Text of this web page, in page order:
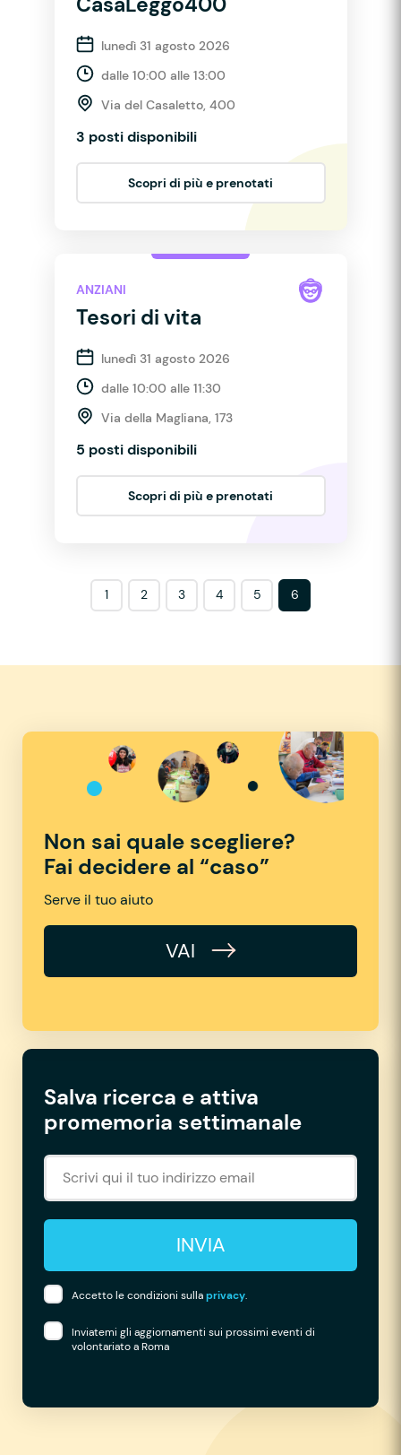
lunedì 31 agosto 2026
dalle 10:00 alle 13:00
Via del Casaletto, 400
3 posti disponibili
Scopri di più e prenotati
ANZIANI
Tesori di vita
lunedì 31 agosto 2026
dalle 10:00 alle 11:30
Via della Magliana, 173
5 posti disponibili
Scopri di più e prenotati
1 2 3 4 5 6
Non sai quale scegliere?
Fai decidere al “caso”
Serve il tuo aiuto
VAI
Salva ricerca e attiva
promemoria settimanale
INVIA
Accetto le condizioni sullaprivacy.
Inviatemi gli aggiornamenti sui prossimi eventi di
volontariato a Roma